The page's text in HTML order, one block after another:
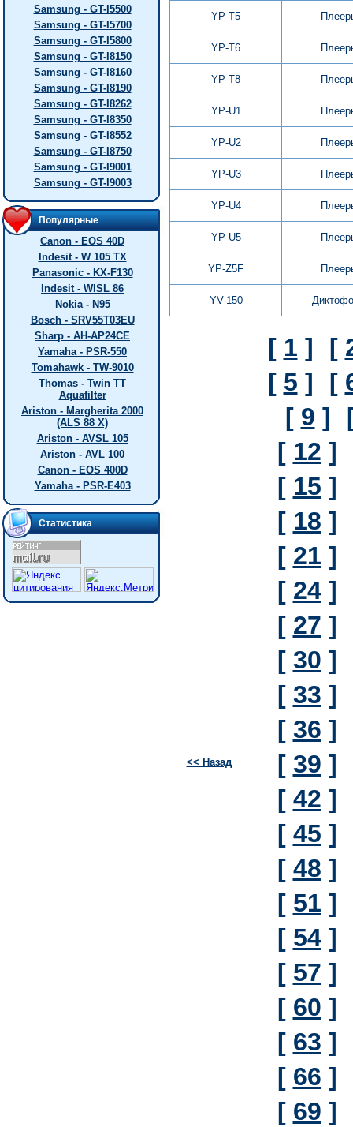
Samsung - GT-I5500
Samsung - GT-I5700
Samsung - GT-I5800
Samsung - GT-I8150
Samsung - GT-I8160
Samsung - GT-I8190
Samsung - GT-I8262
Samsung - GT-I8350
Samsung - GT-I8552
Samsung - GT-I8750
Samsung - GT-I9001
Samsung - GT-I9003
Популярные
Canon - EOS 40D
Indesit - W 105 TX
Panasonic - KX-F130
Indesit - WISL 86
Nokia - N95
Bosch - SRV55T03EU
Sharp - AH-AP24CE
Yamaha - PSR-550
Tomahawk - TW-9010
Thomas - Twin TT
Aquafilter
Ariston - Margherita 2000
(ALS 88 X)
Ariston - AVSL 105
Ariston - AVL 100
Canon - EOS 400D
Yamaha - PSR-E403
Статистика
YP-T5
YP-T6
YP-T8
YP-U1
YP-U2
YP-U3
YP-U4
YP-U5
YP-Z5F
YV-150
<< Назад
[ 1 ] [
[ 5 ] [
[ 9 ]
[ 12 ]
[ 15 ]
[ 18 ]
[ 21 ]
[ 24]
[ 27 ]
[ 30 ]
[ 33 ]
[ 36 ]
[ 39 ]
[ 42 ]
[ 45 ]
[ 48 ]
[ 51 ]
[ 54]
[ 57 ]
[ 60 ]
[ 63 ]
[ 66 ]
[ 69 ]